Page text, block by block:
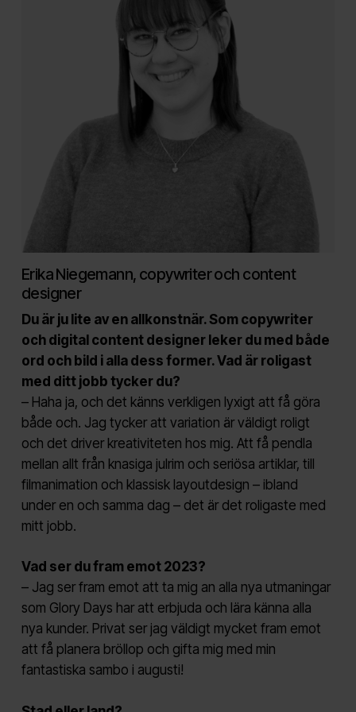
Erika Niegemann, copywriter och content
designer
Du är ju lite av en allkonstnär. Som copywriter
och digital content designer leker du med både
ord och bild i alla dess former. Vad är roligast
med ditt jobb tycker du?
– Haha ja, och det känns verkligen lyxigt att få göra
både och. Jag tycker att variation är väldigt roligt
och det driver kreativiteten hos mig. Att få pendla
mellan allt från knasiga julrim och seriösa artiklar, till
filmanimation och klassisk layoutdesign – ibland
under en och samma dag – det är det roligaste med
mitt jobb.
Vad ser du fram emot 2023?
– Jag ser fram emot att ta mig an alla nya utmaningar
som Glory Days har att erbjuda och lära känna alla
nya kunder. Privat ser jag väldigt mycket fram emot
att få planera bröllop och gifta mig med min
fantastiska sambo i augusti!